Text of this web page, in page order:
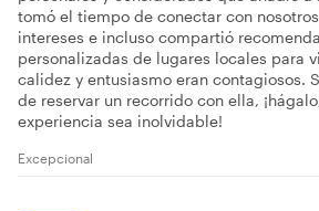
tomó el tiempo de conectar con
intereses e incluso compartió
personalizadas de lugares locales para
calidez y entusiasmo eran contagiosos.
de reservar un recorrido con ella,
experiencia sea inolvidable!
Excepcional